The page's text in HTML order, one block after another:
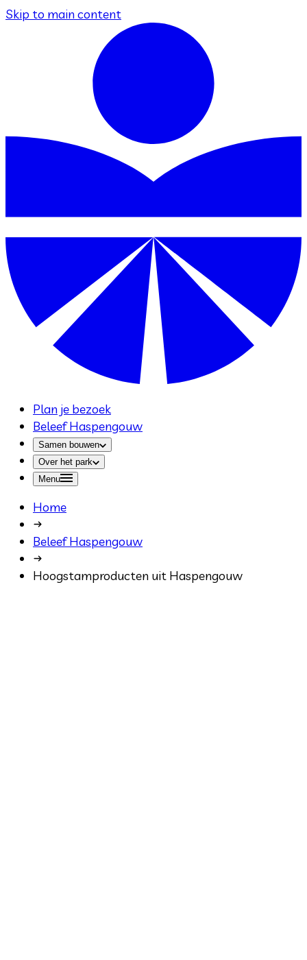
Skip to main content
Plan je bezoek
Beleef Haspengouw
Samen bouwen
Over het park
Menu
Home
Beleef Haspengouw
Hoogstamproducten uit Haspengouw